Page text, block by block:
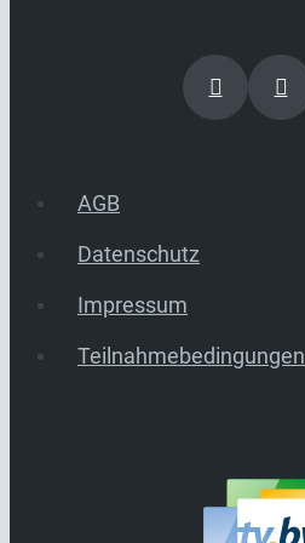
AGB
Datenschutz
Impressum
Teilnahmebedingungen